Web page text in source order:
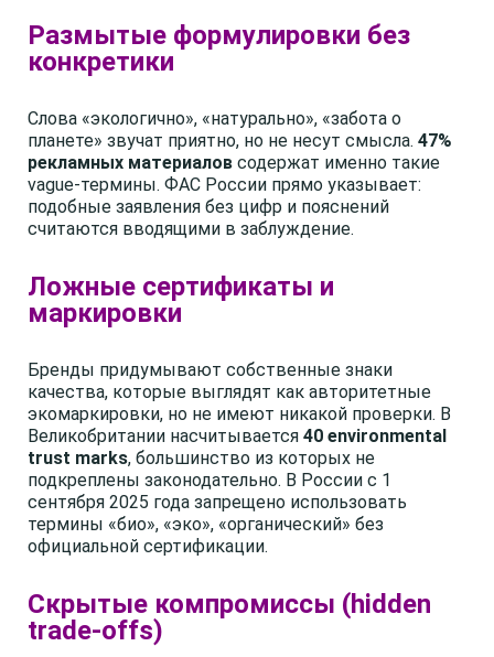
Размытые формулировки без
конкретики
Слова «экологично», «натурально», «забота о
планете» звучат приятно, но не несут смысла. 47%
рекламных материалов содержат именно такие
vague-термины. ФАС России прямо указывает:
подобные заявления без цифр и пояснений
считаются вводящими в заблуждение.
Ложные сертификаты и
маркировки
Бренды придумывают собственные знаки
качества, которые выглядят как авторитетные
экомаркировки, но не имеют никакой проверки. В
Великобритании насчитывается 40 environmental
trust marks, большинство из которых не
подкреплены законодательно. В России с 1
сентября 2025 года запрещено использовать
термины «био», «эко», «органический» без
официальной сертификации.
Скрытые компромиссы (hidden
trade-offs)